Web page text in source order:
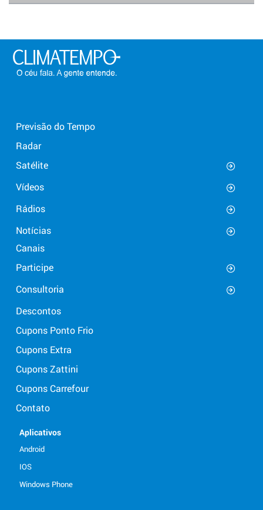
Previsão do Tempo
Radar
Satélite
Vídeos
Rádios
Notícias
Canais
Participe
Consultoria
Descontos
Cupons Ponto Frio
Cupons Extra
Cupons Zattini
Cupons Carrefour
Contato
Aplicativos
Android
IOS
Windows Phone